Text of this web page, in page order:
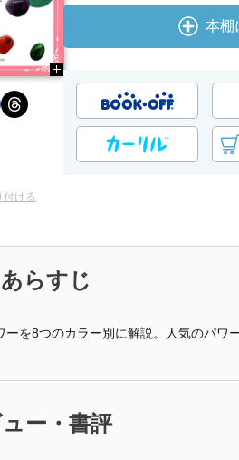
本棚
ける
らすじ
ーを8つのカラー別に解説。人気のパワ
ー・書評